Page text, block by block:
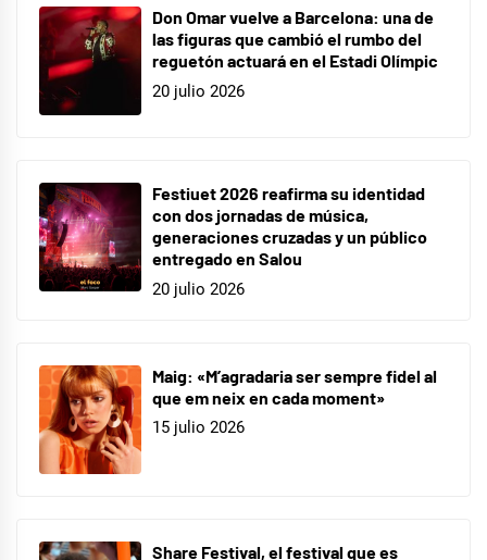
Don Omar vuelve a Barcelona: una de
las figuras que cambió el rumbo del
reguetón actuará en el Estadi Olímpic
20 julio 2026
Festiuet 2026 reafirma su identidad
con dos jornadas de música,
generaciones cruzadas y un público
entregado en Salou
20 julio 2026
Maig: «M’agradaria ser sempre fidel al
que em neix en cada moment»
15 julio 2026
Share Festival, el festival que es